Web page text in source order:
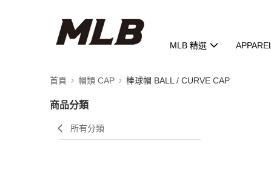
MLB 精選 APPAREL
首頁 帽類 CAP 棒球帽 BALL / CURVE CAP
商品分類
所有分類